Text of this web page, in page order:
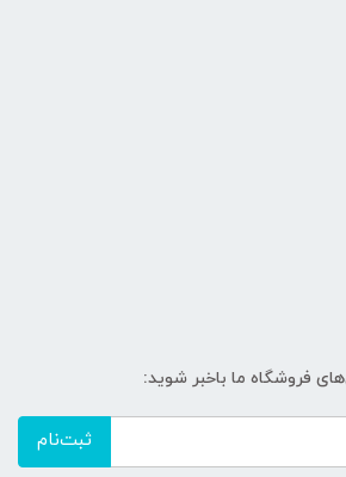
فروشگاه ما باخبر شوید:
ثبت‌نام